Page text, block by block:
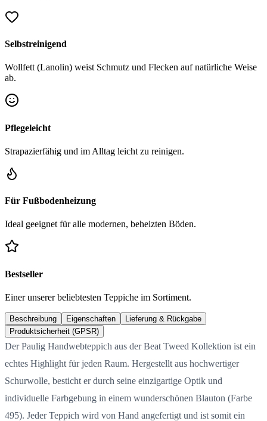
Selbstreinigend
Wollfett (Lanolin) weist Schmutz und Flecken auf natürliche Weise
ab.
Pflegeleicht
Strapazierfähig und im Alltag leicht zu reinigen.
Für Fußbodenheizung
Ideal geeignet für alle modernen, beheizten Böden.
Bestseller
Einer unserer beliebtesten Teppiche im Sortiment.
Beschreibung Eigenschaften
Lieferung & Rückgabe
Produktsicherheit (GPSR)
Der Paulig Handwebteppich aus der Beat Tweed Kollektion ist ein
echtes Highlight für jeden Raum. Hergestellt aus hochwertiger
Schurwolle, besticht er durch seine einzigartige Optik und
individuelle Farbgebung in einem wunderschönen Blauton (Farbe
495). Jeder Teppich wird von Hand angefertigt und ist somit ein